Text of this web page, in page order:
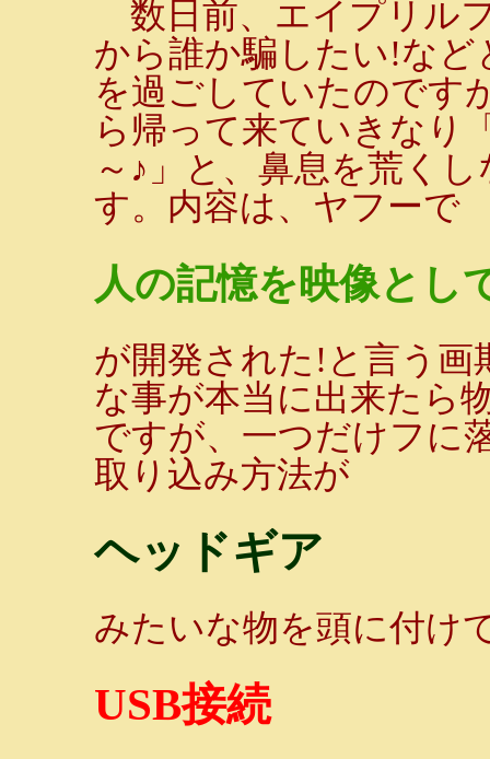
数日前、エイプリル
から誰か騙したい!など
を過ごしていたのです
ら帰って来ていきなり
～♪」と、鼻息を荒く
す。内容は、ヤフーで
人の記憶を映像とし
が開発された!と言う画
な事が本当に出来たら
ですが、一つだけフに
取り込み方法が
ヘッドギア
みたいな物を頭に付け
USB接続